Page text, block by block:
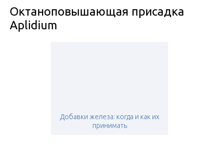
Октаноповышающая присадка
Aplidium
Добавки железа: когда и как их
принимать